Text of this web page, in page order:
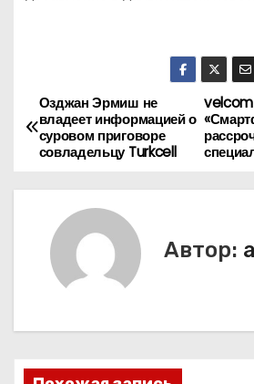
Н
а
в
ц
velcom
Озджан Эрмиш не
владеет информацией о
суровом приговоре
совладельцу Turkcell
Автор: